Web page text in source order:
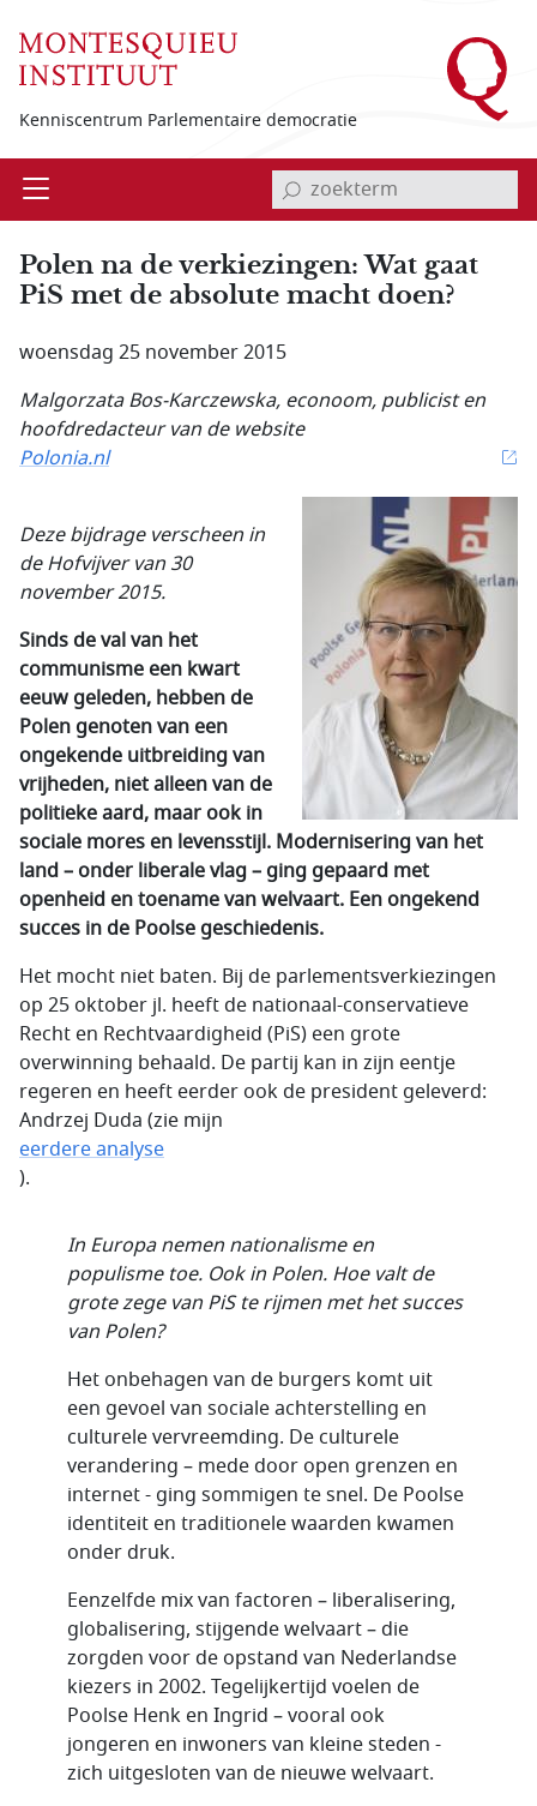
Kenniscentrum Parlementaire democratie
Open invoerveld zoekterm
Polen na de verkiezingen: Wat gaat
PiS met de absolute macht doen?
woensdag 25 november 2015
Malgorzata Bos-Karczewska, econoom, publicist en
hoofdredacteur van de website
Polonia.nl
Deze bijdrage verscheen in
de Hofvijver van 30
november 2015.
Sinds de valvan het
communisme een kwart
eeuw geleden, hebben de
Polen genoten van een
ongekende uitbreiding van
vrijheden, niet alleen van de
politieke aard, maar ook in
sociale mores en levensstijl. Modernisering van het
land – onder liberale vlag – ging gepaard met
openheid en toename van welvaart. Een ongekend
succes in de Poolse geschiedenis.
Het mocht niet baten. Bij de parlementsverkiezingen
op 25 oktober jl. heeft de nationaal-conservatieve
Recht en Rechtvaardigheid (PiS) een grote
overwinning behaald. De partij kan in zijn eentje
regeren en heeft eerder ook de president geleverd:
Andrzej Duda (zie mijn
eerdere analyse
).
In Europa nemen nationalisme en
populisme toe. Ook in Polen. Hoe valt de
grote zege van PiS te rijmen met het succes
van Polen?
Het onbehagen van de burgers komt uit
een gevoel van sociale achterstelling en
culturele vervreemding. De culturele
verandering – mede door open grenzen en
internet - ging sommigen te snel. De Poolse
identiteit en traditionele waarden kwamen
onder druk.
Eenzelfde mix van factoren – liberalisering,
globalisering, stijgende welvaart – die
zorgden voor de opstand van Nederlandse
kiezers in 2002. Tegelijkertijd voelen de
Poolse Henk en Ingrid – vooral ook
jongeren en inwoners van kleine steden -
zich uitgesloten van de nieuwe welvaart.